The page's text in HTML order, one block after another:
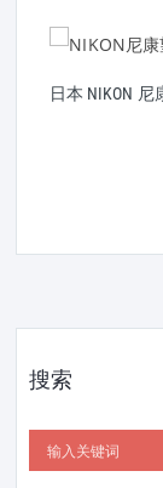
日本 NIKON 尼
搜索